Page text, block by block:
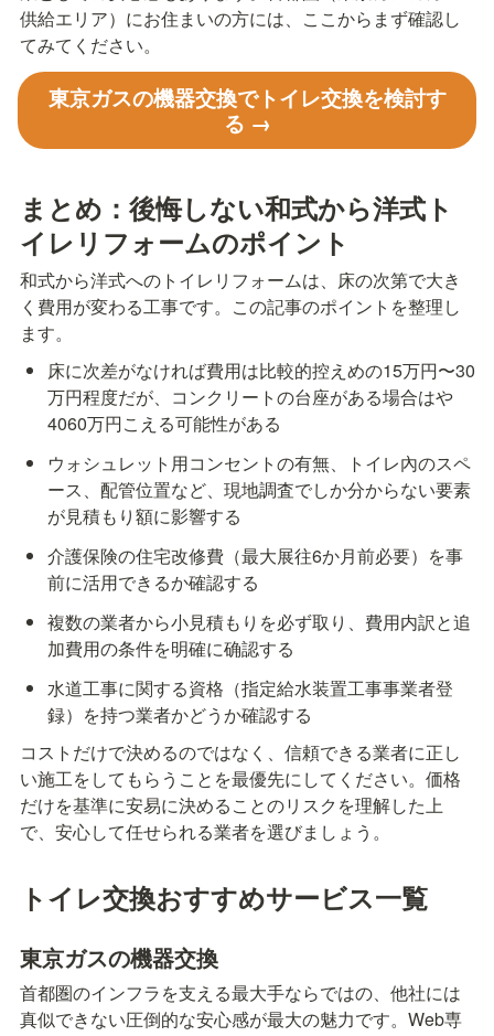
供給エリア）にお住まいの方には、ここからまず確認し
てみてください。
東京ガスの機器交換でトイレ交換を検討す
る →
まとめ：後悔しない和式から洋式ト
イレリフォームのポイント
和式から洋式へのトイレリフォームは、床の次第で大き
く費用が変わる工事です。この記事のポイントを整理し
ます。
床に次差がなければ費用は比較的控えめの15万円〜30
万円程度だが、コンクリートの台座がある場合はや
4060万円こえる可能性がある
ウォシュレット用コンセントの有無、トイレ內のスペ
ース、配管位置など、現地調査でしか分からない要素
が見積もり額に影響する
介護保険の住宅改修費（最大展往6か月前必要）を事
前に活用できるか確認する
複数の業者から小見積もりを必ず取り、費用内訳と追
加費用の条件を明確に确認する
水道工事に関する資格（指定給水装置工事事業者登
録）を持つ業者かどうか確認する
コストだけで決めるのではなく、信頼できる業者に正し
い施工をしてもらうことを最優先にしてください。価格
だけを基準に安易に決めることのリスクを理解した上
で、安心して任せられる業者を選びましょう。
トイレ交換おすすめサービス一覧
東京ガスの機器交換
首都圏のインフラを支える最大手ならではの、他社には
真似できない圧倒的な安心感が最大の魅力です。Web専